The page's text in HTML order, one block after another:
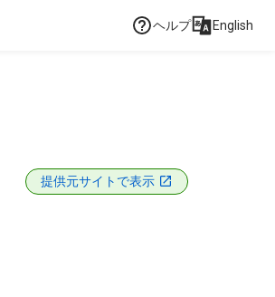
ヘルプ English
提供元サイトで表示